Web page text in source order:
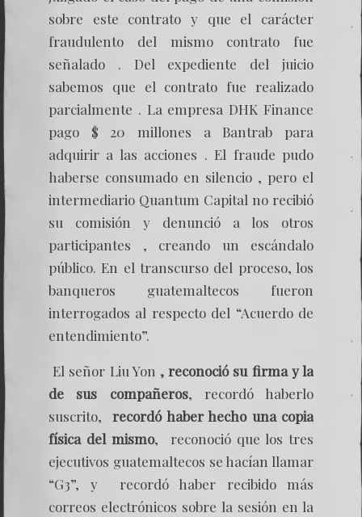
sobre este contrato y que el carácter
fraudulento del mismo contrato fue
señalado . Del expediente del juicio
sabemos que el contrato fue realizado
parcialmente . La empresa DHK Finance
pago $ 20 millones a Bantrab para
adquirir a las acciones . El fraude pudo
haberse consumado en silencio , pero el
intermediario Quantum Capital no recibió
su comisión y denunció a los otros
participantes , creando un escándalo
público. En el transcurso del proceso, los
banqueros guatemaltecos fueron
interrogados al respecto del “Acuerdo de
entendimiento”.
El señor Liu Yon , reconoció su firma y la
de sus compañeros, recordó haberlo
suscrito,
recordó haber hecho una copia
física del mismo, reconoció que los tres
ejecutivos guatemaltecos se hacían llamar
“G3”, y recordó haber recibido más
correos electrónicos sobre la sesión en la